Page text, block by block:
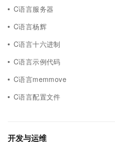
C语言服务器
C语言杨辉
C语言十六进制
C语言示例代码
C语言memmove
C语言配置文件
开发与运维